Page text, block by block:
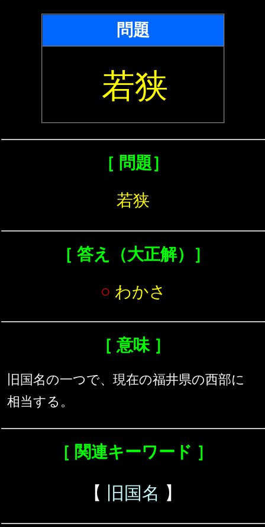
問題
若狭
［ 問題］
若狭
［ 答え（大正解）］
○ わかさ
［ 意味 ］
旧国名の一つで、現在の福井県の西部に
相当する。
［ 関連キーワード ］
【 旧国名 】